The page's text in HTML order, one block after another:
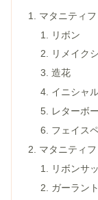
マタニティ
リボン
リメイク
造花
イニシャ
レターボ
フェイス
マタニティ
リボンサ
ガーラン